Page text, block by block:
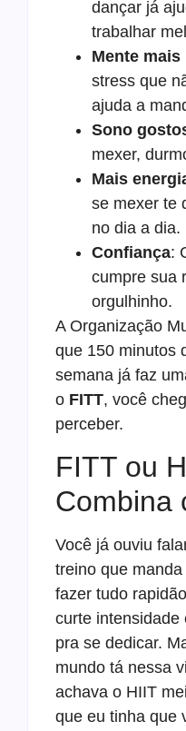
dançar já
trabalhar
Mente mais
stress que
ajuda a
Sono
mexer,
Mais
se mexer te
no dia a dia.
Confiança:
cumpre sua
orgulhinho.
A Organização
que 150 minutos
semana já faz
o FITT, você
perceber.
FITT ou
Combina
Você já ouviu
treino que
fazer tudo
curte intensidade
pra se dedicar.
mundo tá nessa
achava o HIIT
que eu tinha que